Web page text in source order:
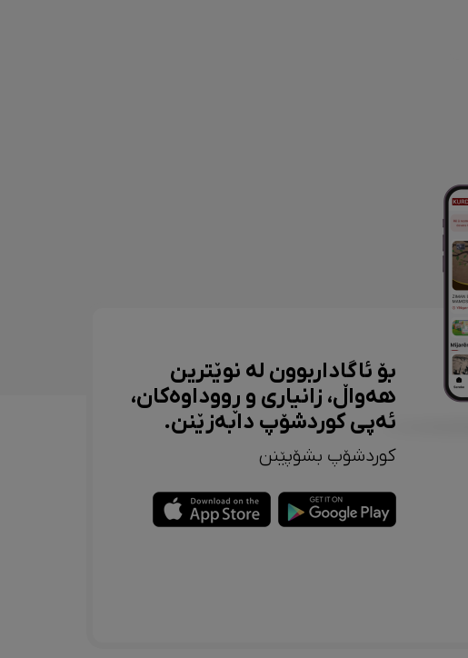
بۆ ئاگاداربوون لە نوێترین
هەواڵ، زانیاری و ڕووداوەکان،
ئەپی کوردشۆپ دابەزێنن.
کوردشۆپ بشۆپێنن